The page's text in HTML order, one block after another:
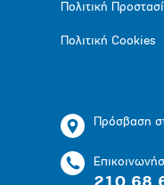
Πολιτική
Πολιτική Cookies
Πρόσβαση